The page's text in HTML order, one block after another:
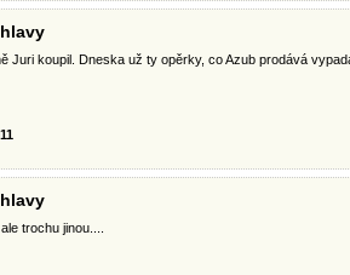
Juri koupil. Dneska už ty opěrky, co Azub prodává
trochu jinou....